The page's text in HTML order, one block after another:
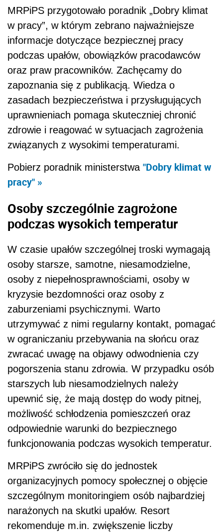
MRPiPS przygotowało poradnik „Dobry klimat
w pracy”, w którym zebrano najważniejsze
informacje dotyczące bezpiecznej pracy
podczas upałów, obowiązków pracodawców
oraz praw pracowników. Zachęcamy do
zapoznania się z publikacją. Wiedza o
zasadach bezpieczeństwa i przysługujących
uprawnieniach pomaga skuteczniej chronić
zdrowie i reagować w sytuacjach zagrożenia
związanych z wysokimi temperaturami.
Pobierz poradnik ministerstwa "Dobry klimat w
pracy" »
Osoby szczególnie zagrożone
podczas wysokich temperatur
W czasie upałów szczególnej troski wymagają
osoby starsze, samotne, niesamodzielne,
osoby z niepełnosprawnościami, osoby w
kryzysie bezdomności oraz osoby z
zaburzeniami psychicznymi. Warto
utrzymywać z nimi regularny kontakt, pomagać
w ograniczaniu przebywania na słońcu oraz
zwracać uwagę na objawy odwodnienia czy
pogorszenia stanu zdrowia. W przypadku osób
starszych lub niesamodzielnych należy
upewnić się, że mają dostęp do wody pitnej,
możliwość schłodzenia pomieszczeń oraz
odpowiednie warunki do bezpiecznego
funkcjonowania podczas wysokich temperatur.
MRPiPS zwróciło się do jednostek
organizacyjnych pomocy społecznej o objęcie
szczególnym monitoringiem osób najbardziej
narażonych na skutki upałów. Resort
rekomenduje m.in. zwiększenie liczby